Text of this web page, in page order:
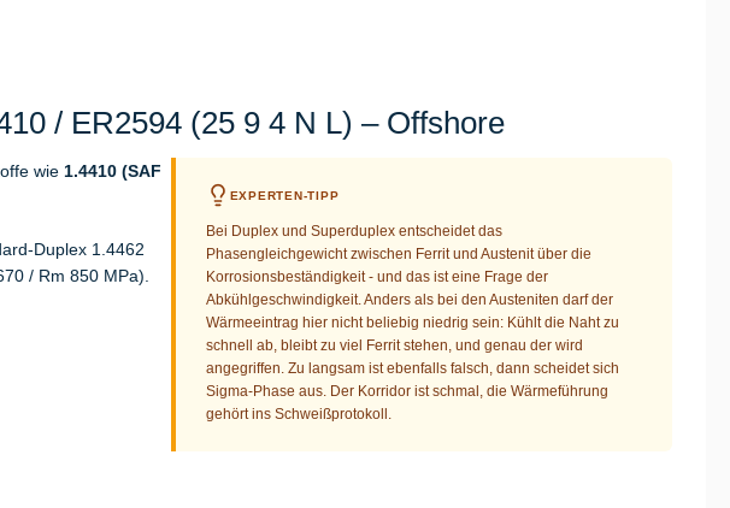
/ ER2594 (25 9 4 N L) – Offshore
wie 1.4410 (SAF
Duplex 1.4462
/ Rm 850 MPa).
EXPERTEN-TIPP
Bei Duplex und Superduplex entscheidet das
Phasengleichgewicht zwischen Ferrit und Austenit über die
Korrosionsbeständigkeit - und das ist eine Frage der
Abkühlgeschwindigkeit. Anders als bei den Austeniten darf der
Wärmeeintrag hier nicht beliebig niedrig sein: Kühlt die Naht zu
schnell ab, bleibt zu viel Ferrit stehen, und genau der wird
angegriffen. Zu langsam ist ebenfalls falsch, dann scheidet sich
Sigma-Phase aus. Der Korridor ist schmal, die Wärmeführung
gehört ins Schweißprotokoll.